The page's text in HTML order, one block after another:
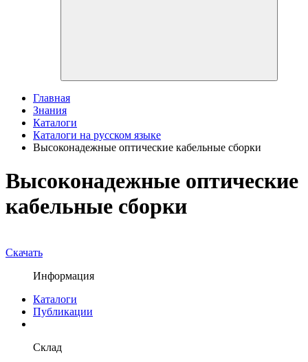
Главная
Знания
Каталоги
Каталоги на русском языке
Высоконадежные оптические кабельные сборки
Высоконадежные оптические
кабельные сборки
Скачать
Информация
Каталоги
Публикации
Склад